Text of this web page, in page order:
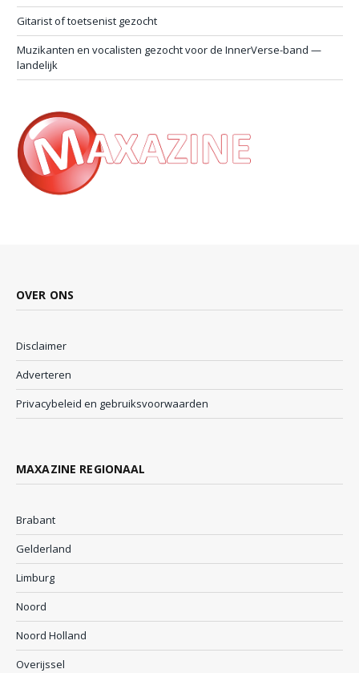
Gitarist of toetsenist gezocht
Muzikanten en vocalisten gezocht voor de InnerVerse-band —
landelijk
OVER ONS
Disclaimer
Adverteren
Privacybeleid en gebruiksvoorwaarden
MAXAZINE REGIONAAL
Brabant
Gelderland
Limburg
Noord
Noord Holland
Overijssel